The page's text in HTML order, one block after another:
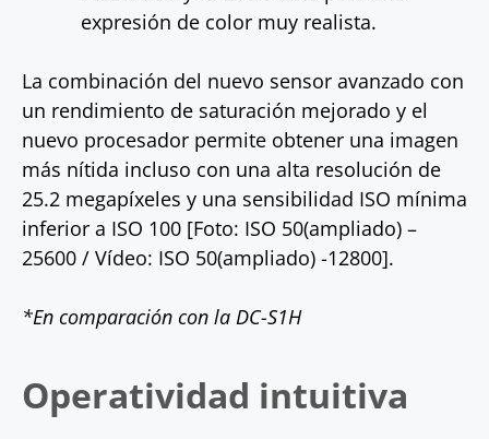
expresión de color muy realista.
La combinación del nuevo sensor avanzado con
un rendimiento de saturación mejorado y el
nuevo procesador permite obtener una imagen
más nítida incluso con una alta resolución de
25.2 megapíxeles y una sensibilidad ISO mínima
inferior a ISO 100 [Foto: ISO 50(ampliado) –
25600 / Vídeo: ISO 50(ampliado) -12800].
*En comparación con la DC-S1H
Operatividad intuitiva